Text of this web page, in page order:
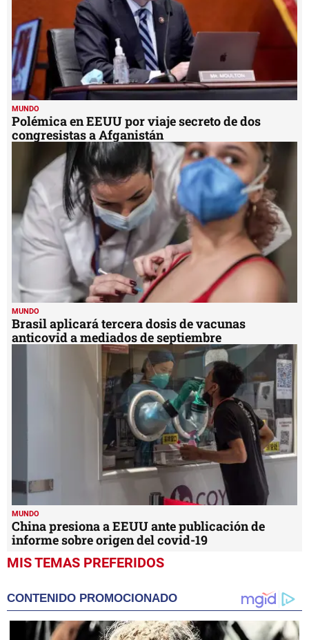
MUNDO
Polémica en EEUU por viaje secreto de dos
congresistas a Afganistán
MUNDO
Brasil aplicará tercera dosis de vacunas
anticovid a mediados de septiembre
MUNDO
China presiona a EEUU ante publicación de
informe sobre origen del covid-19
MIS TEMAS PREFERIDOS
CONTENIDO PROMOCIONADO